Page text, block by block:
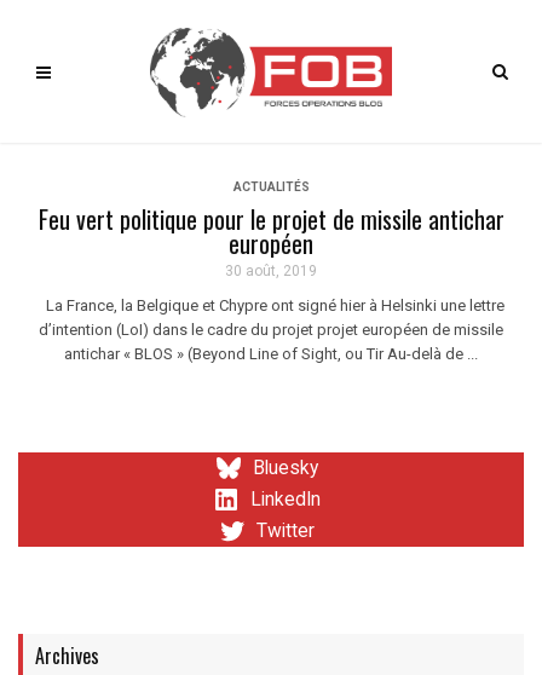
ACTUALITÉS
Feu vert politique pour le projet de missile antichar
européen
30 août, 2019
La France, la Belgique et Chypre ont signé hier à Helsinki une lettre
d’intention (LoI) dans le cadre du projet projet européen de missile
antichar « BLOS » (Beyond Line of Sight, ou Tir Au-delà de ...
Bluesky
LinkedIn
Twitter
Archives